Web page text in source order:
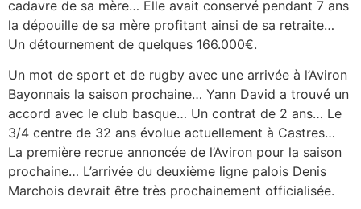
cadavre de sa mère… Elle avait conservé pendant 7 ans
la dépouille de sa mère profitant ainsi de sa retraite…
Un détournement de quelques 166.000€.
Un mot de sport et de rugby avec une arrivée à l’Aviron
Bayonnais la saison prochaine… Yann David a trouvé un
accord avec le club basque… Un contrat de 2 ans… Le
3/4 centre de 32 ans évolue actuellement à Castres…
La première recrue annoncée de l’Aviron pour la saison
prochaine… L’arrivée du deuxième ligne palois Denis
Marchois devrait être très prochainement officialisée.